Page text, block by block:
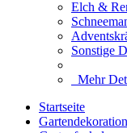
Elch &
Sonstige
Mehr
Startseite
Gartendekoration